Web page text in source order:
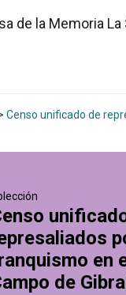
de la Memoria La
Censo unificado de
en
de